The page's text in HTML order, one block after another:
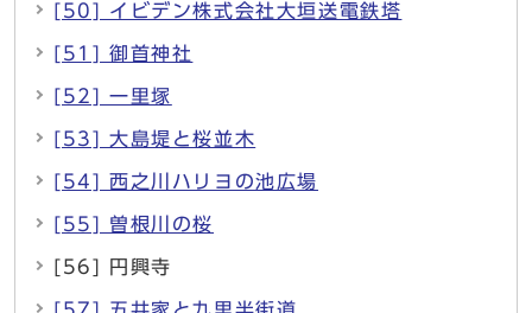
[50] イビデン株式会社大垣送電鉄塔
[51] 御首神社
[52] 一里塚
[53] 大島堤と桜並木
[54] 西之川ハリヨの池広場
[55] 曽根川の桜
[56] 円興寺